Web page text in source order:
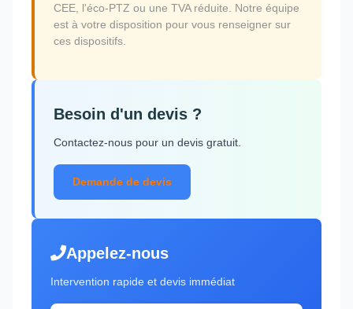
CEE, l'éco-PTZ ou une TVA réduite. Notre équipe
est à votre disposition pour vous renseigner sur
ces dispositifs.
Besoin d'un devis ?
Contactez-nous pour un devis gratuit.
Demande de devis
Appelez-nous
Intervention rapide et devis immédiat